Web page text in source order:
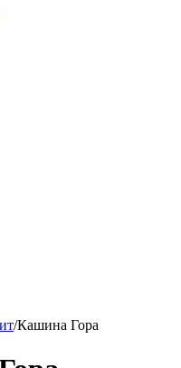
/Кашина Гора